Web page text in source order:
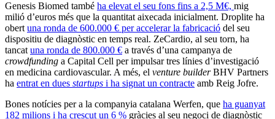
Genesis Biomed també ha elevat el seu fons fins a 2,5 M€, mig
milió d’euros més que la quantitat aixecada inicialment. Droplite ha
obert una ronda de 600.000 € per accelerar la fabricació del seu
dispositiu de diagnòstic en temps real. ZeCardio, al seu torn, ha
tancat una ronda de 800.000 € a través d’una campanya de
crowdfunding a Capital Cell per impulsar tres línies d’investigació
en medicina cardiovascular. A més, el venture builderBHV Partners
ha entrat en dues startups i ha signat un contracte amb Reig Jofre.
Bones notícies per a la companyia catalana Werfen, que ha guanyat
182 milions i ha crescut un 6 % gràcies al seu negoci de diagnòstic